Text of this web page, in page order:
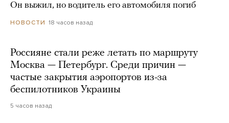
Он выжил, но водитель его автомобиля погиб
НОВОСТИ 18 часов назад
Россияне стали реже летать по маршруту
Москва — Петербург. Среди причин —
частые закрытия аэропортов из-за
беспилотников Украины
5 часов назад